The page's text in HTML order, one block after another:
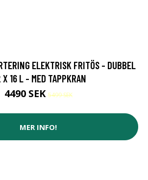
ELEKTRISK FRITÖS - DUBBEL
16 L - MED TAPPKRAN
4490 SEK5499 SEK
MER INFO!